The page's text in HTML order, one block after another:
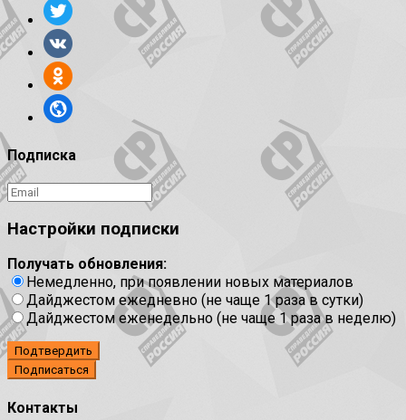
Подписка
Настройки подписки
Получать обновления:
Немедленно, при появлении новых материалов
Дайджестом ежедневно (не чаще 1 раза в сутки)
Дайджестом еженедельно (не чаще 1 раза в неделю)
Подтвердить
Контакты